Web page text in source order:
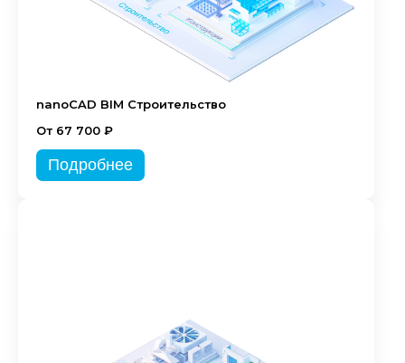
nanoCAD BIM Строительство
От 67 700 ₽
Подробнее